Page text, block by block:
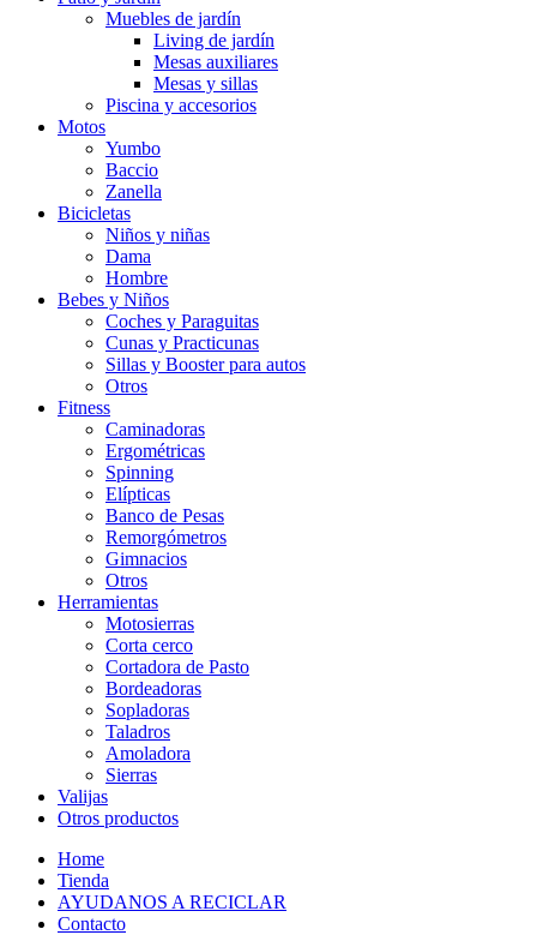
Muebles de jardín
Living de jardín
Mesas auxiliares
Mesas y sillas
Piscina y accesorios
Motos
Yumbo
Baccio
Zanella
Bicicletas
Niños y niñas
Dama
Hombre
Bebes y Niños
Coches y Paraguitas
Cunas y Practicunas
Sillas y Booster para autos
Otros
Fitness
Caminadoras
Ergométricas
Spinning
Elípticas
Banco de Pesas
Remorgómetros
Gimnacios
Otros
Herramientas
Motosierras
Corta cerco
Cortadora de Pasto
Bordeadoras
Sopladoras
Taladros
Amoladora
Sierras
Valijas
Otros productos
Home
Tienda
AYUDANOS A RECICLAR
Contacto